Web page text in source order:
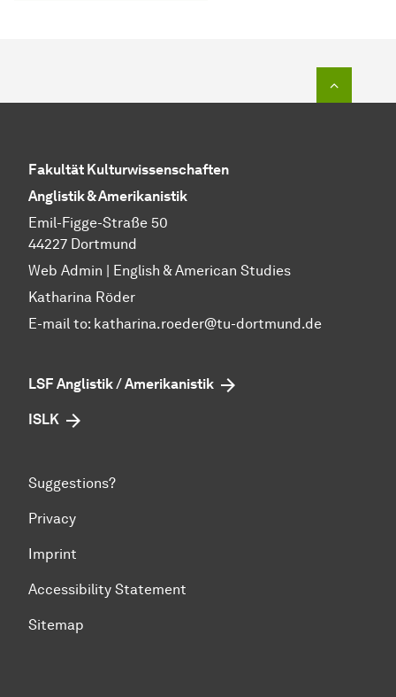
Fakultät Kulturwissenschaften
Anglistik & Amerikanistik
Emil-Figge-Straße 50
44227 Dortmund
Web Admin | English & American Studies
Katharina Röder
E-mail to: katharina.roeder@tu-dortmund.de
LSF Anglistik / Amerikanistik
ISLK
Suggestions?
Privacy
Imprint
Accessibility Statement
Sitemap